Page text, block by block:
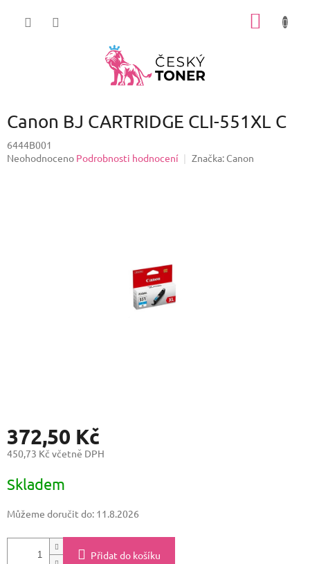
Canon BJ CARTRIDGE CLI-551XL C
6444B001
Průměrné
Neohodnoceno Podrobnosti hodnocení Značka: Canon
372,50 Kč
450,73 Kč včetně DPH
cena:
Skladem
Můžeme doručit do: 11.8.2026
Přidat do košíku